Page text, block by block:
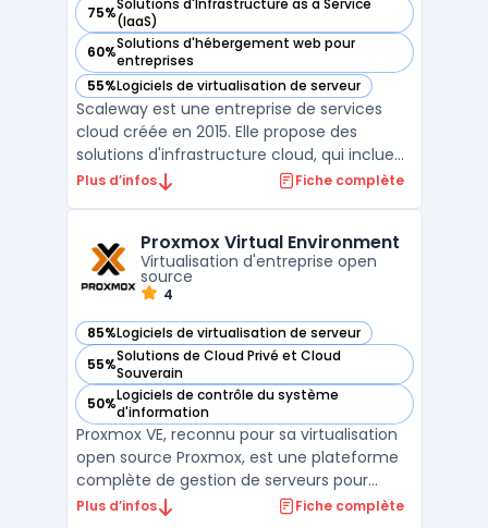
75%Solutions d'Infrastructure as a Service
(IaaS)
— voir Scaleway dans cette catégorie
60%Solutions d'hébergement web pour
entreprises
— voir Scaleway dans cette catégorie
55%Logiciels de virtualisation de serveur
— voir Scaleway dans cette catégorie
Scaleway est une entreprise de services
cloud créée en 2015. Elle propose des
solutions d'infrastructure cloud, qui incluent
notamment des offres d'hébergement
offre d'instances Bare Metal, qui combine
les avantages de ...
Plus d’infos Fiche complète
Proxmox Virtual Environment
Virtualisation d'entreprise open
source
4
85%Logiciels de virtualisation de serveur
— voir Proxmox Virtual Environment dans cette catégorie
55%Solutions de Cloud Privé et Cloud
Souverain
— voir Proxmox Virtual Environment dans cette catégorie
50%Logiciels de contrôle du système
d'information
— voir Proxmox Virtual Environment dans cette catégorie
Proxmox VE, reconnu pour sa virtualisation
open source Proxmox, est une plateforme
complète de gestion de serveurs pour
l'entreprise. Intégrant l'hyperviseur KVM
Plus d’infos Fiche complète